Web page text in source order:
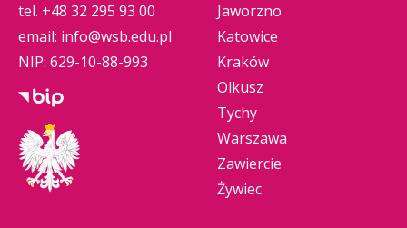
tel. +48 32 295 93 00
email: info@wsb.edu.pl
NIP: 629-10-88-993
Jaworzno
Katowice
Kraków
Olkusz
Tychy
Warszawa
Zawiercie
Żywiec